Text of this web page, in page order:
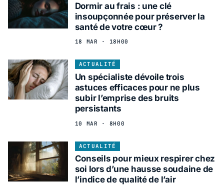
Dormir au frais : une clé
insoupçonnée pour préserver la
santé de votre cœur ?
18 MAR · 18H00
ACTUALITÉ
Un spécialiste dévoile trois
astuces efficaces pour ne plus
subir l’emprise des bruits
persistants
10 MAR · 8H00
ACTUALITÉ
Conseils pour mieux respirer chez
soi lors d’une hausse soudaine de
l’indice de qualité de l’air